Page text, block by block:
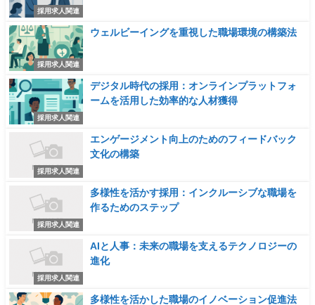
採用求人関連
採用求人関連
ウェルビーイングを重視した職場環境の構築法
採用求人関連
デジタル時代の採用：オンラインプラットフォ
ームを活用した効率的な人材獲得
採用求人関連
エンゲージメント向上のためのフィードバック
文化の構築
採用求人関連
多様性を活かす採用：インクルーシブな職場を
作るためのステップ
採用求人関連
AIと人事：未来の職場を支えるテクノロジーの
進化
多様性を活かした職場のイノベーション促進法